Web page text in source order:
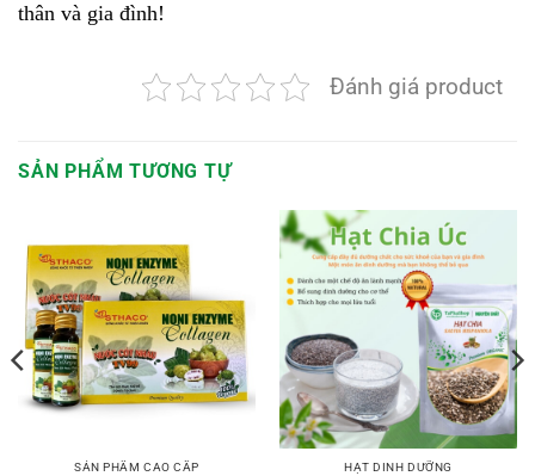
thân và gia đình!
Đánh giá product
SẢN PHẨM TƯƠNG TỰ
SẢN PHẨM CAO CẤP HẠT DINH DƯỠNG